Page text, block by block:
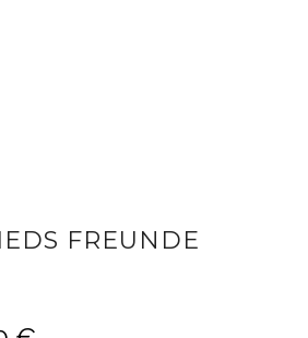
FREUNDE